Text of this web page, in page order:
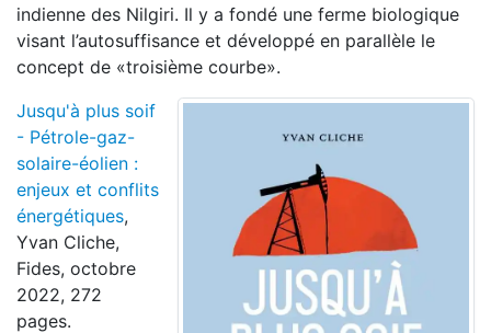
indienne des Nilgiri. Il y a fondé une ferme biologique
visant l’autosuffisance et développé en parallèle le
concept de «troisième courbe».
Jusqu'à plus soif
- Pétrole-gaz-
solaire-éolien :
enjeux et conflits
énergétiques,
Yvan Cliche,
Fides, octobre
2022, 272
pages.